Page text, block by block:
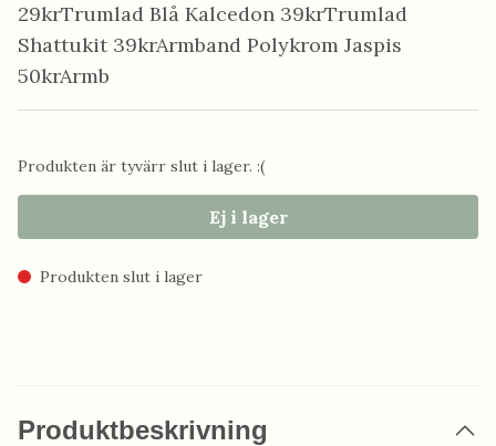
29krTrumlad Blå Kalcedon 39krTrumlad
Shattukit 39krArmband Polykrom Jaspis
50krArmb
Produkten är tyvärr slut i lager. :(
Ej i lager
Produkten slut i lager
Produktbeskrivning